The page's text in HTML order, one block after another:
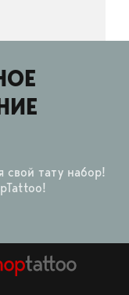
свой тату набор!